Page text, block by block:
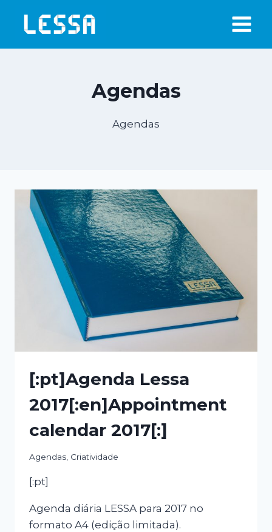
Agendas
Agendas
[:pt]Agenda Lessa
2017[:en]Appointment
calendar 2017[:]
Agendas, Criatividade
[:pt]
Agenda diária LESSA para 2017 no
formato A4 (edição limitada).